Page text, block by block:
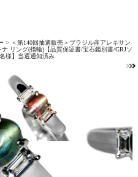
> ＜第140回抽選販売＞ブラジル産アレキサン
リング(指輪)【品質保証書/宝石鑑別書/GRJソ
様】当選通知済み